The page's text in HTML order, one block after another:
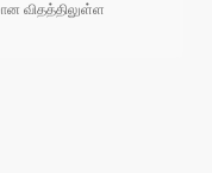
விதத்திலுள்ள